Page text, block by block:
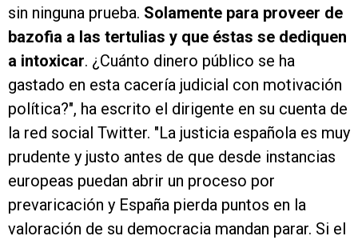
sin ninguna prueba. Solamente para proveer de
bazofia a las tertulias y que éstas se dediquen
a intoxicar. ¿Cuánto dinero público se ha
gastado en esta cacería judicial con motivación
política?", ha escrito el dirigente en su cuenta de
la red social Twitter. "La justicia española es muy
prudente y justo antes de que desde instancias
europeas puedan abrir un proceso por
prevaricación y España pierda puntos en la
valoración de su democracia mandan parar. Si el